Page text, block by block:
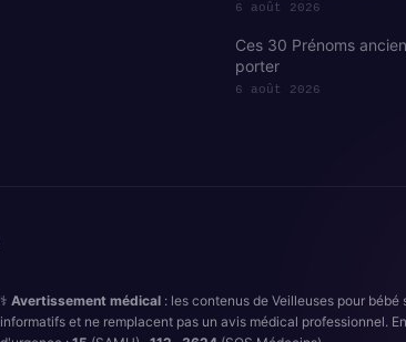
6 août 2026
Ces 30 Prénoms
porter
6 août 2026
⚕️Avertissement médical : les contenus de Veilleuses pour bébé
informatifs et ne remplacent pas un avis médical professionnel.